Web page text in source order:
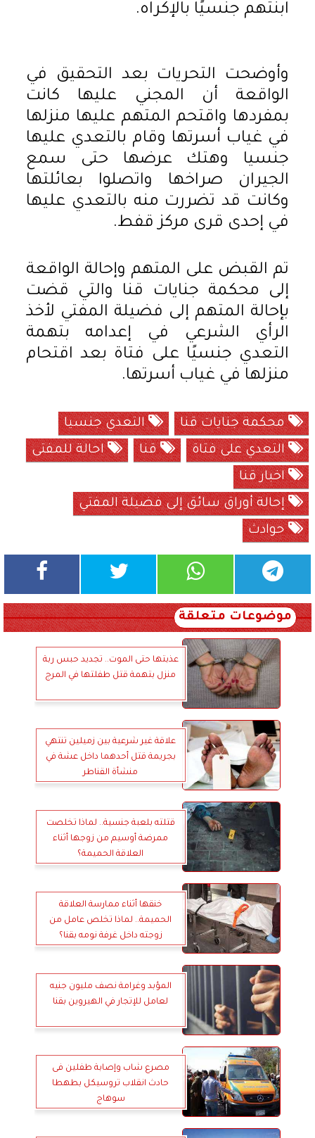
ابنتهم جنسيًا بالإكراه.
وأوضحت التحريات بعد التحقيق في
الواقعة أن المجني عليها كانت
بمفردها واقتحم المتهم عليها منزلها
في غياب أسرتها وقام بالتعدي عليها
جنسيا وهتك عرضها حتى سمع
الجيران صراخها واتصلوا بعائلتها
وكانت قد تضررت منه بالتعدي عليها
في إحدى قرى مركز قفط.
تم القبض على المتهم وإحالة الواقعة
إلى محكمة جنايات قنا والتي قضت
بإحالة المتهم إلى فضيلة المفتي لأخذ
الرأي الشرعي في إعدامه بتهمة
التعدي جنسيًا على فتاة بعد اقتحام
منزلها في غياب أسرتها.
محكمة جنايات قنا
التعدي جنسيا
التعدي على فتاة
قنا
احالة للمفتى
اخبار قنا
إحالة أوراق سائق إلى فضيلة المفتي
حوادث
موضوعات متعلقة
عذبتها حتى الموت.. تجديد حبس ربة
منزل بتهمة قتل طفلتها في المرج
علاقة غير شرعية بين زميلين تنتهي
بجريمة قتل أحدهما داخل عشة في
منشأة القناطر
قتلته بلعبة جنسية.. لماذا تخلصت
ممرضة أوسيم من زوجها أثناء
العلاقة الحميمة؟
خنقها أثناء ممارسة العلاقة
الحميمة.. لماذا تخلص عامل من
زوجته داخل غرفة نومه بقنا؟
المؤبد وغرامة نصف مليون جنيه
لعامل للإتجار في الهيروين بقنا
مصرع شاب وإصابة طفلين فى
حادث انقلاب تروسيكل بطهطا
سوهاج